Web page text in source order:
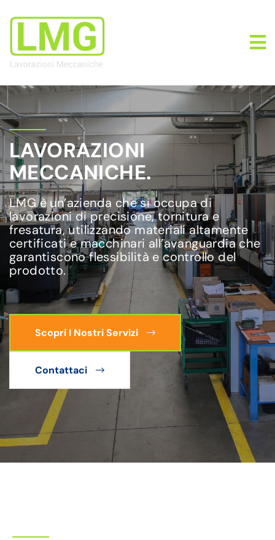
LAVORAZIONI
MECCANICHE.
LMG è un’azienda che si occupa di
lavorazioni di precisione, tornitura e
fresatura, utilizzando materiali altamente
certificati e macchinari all’avanguardia che
garantiscono flessibilità e controllo del
prodotto.
Scopri I Nostri Servizi
Contattaci